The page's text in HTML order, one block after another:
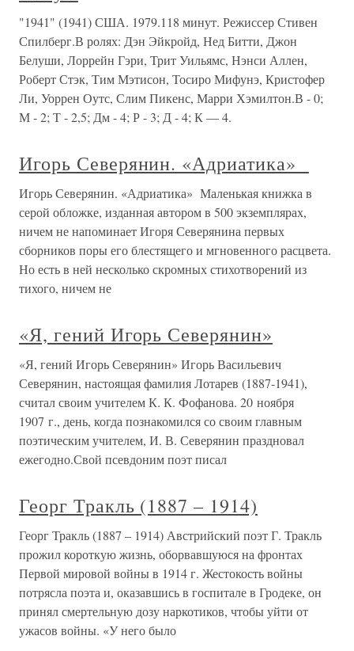
"1941" (1941) США. 1979.118 минут. Режиссер Стивен
Спилберг.В ролях: Дэн Эйкройд, Нед Битти, Джон
Белуши, Лоррейн Гэри, Трит Уильямс, Нэнси Аллен,
Роберт Стэк, Тим Мэтисон, Тосиро Мифунэ, Кристофер
Ли, Уоррен Оутс, Слим Пикенс, Марри Хэмилтон.В - 0;
М - 2; Т - 2,5; Дм - 4; Р - 3; Д - 4; К — 4.
Игорь Северянин. «Адриатика»
Игорь Северянин. «Адриатика» Маленькая книжка в
серой обложке, изданная автором в 500 экземплярах,
ничем не напоминает Игоря Северянина первых
сборников поры его блестящего и мгновенного расцвета.
Но есть в ней несколько скромных стихотворений из
тихого, ничем не
«Я, гений Игорь Северянин»
«Я, гений Игорь Северянин» Игорь Васильевич
Северянин, настоящая фамилия Лотарев (1887-1941),
считал своим учителем К. К. Фофанова. 20 ноября
1907 г., день, когда познакомился со своим главным
поэтическим учителем, И. В. Северянин праздновал
ежегодно.Свой псевдоним поэт писал
Георг Тракль (1887 – 1914)
Георг Тракль (1887 – 1914) Австрийский поэт Г. Тракль
прожил короткую жизнь, оборвавшуюся на фронтах
Первой мировой войны в 1914 г. Жестокость войны
потрясла поэта и, оказавшись в госпитале в Гродеке, он
принял смертельную дозу наркотиков, чтобы уйти от
ужасов войны. «У него было